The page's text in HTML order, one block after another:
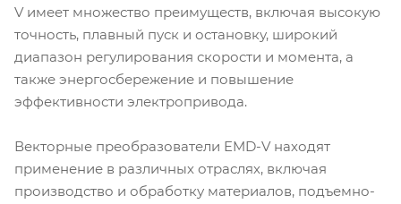
V имеет множество преимуществ, включая высокую
точность, плавный пуск и остановку, широкий
диапазон регулирования скорости и момента, а
также энергосбережение и повышение
эффективности электропривода.
Векторные преобразователи EMD-V находят
применение в различных отраслях, включая
производство и обработку материалов, подъемно-